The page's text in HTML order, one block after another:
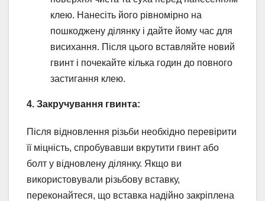
клею. Нанесіть його рівномірно на
пошкоджену ділянку і дайте йому час для
висихання. Після цього вставляйте новий
гвинт і почекайте кілька годин до повного
застигання клею.
4. Закручування гвинта:
Після відновлення різьби необхідно перевірити
її міцність, спробувавши вкрутити гвинт або
болт у відновлену ділянку. Якщо ви
використовували різьбову вставку,
переконайтеся, що вставка надійно закріплена